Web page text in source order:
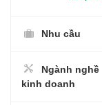
Nhu cầu
Ngành nghề
kinh doanh